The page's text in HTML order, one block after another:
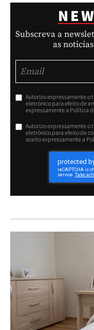
Subscreva a
as
Autorizo expressamente o
eletrónico para efeito de
expressamente a Política
Autorizo expressamente o
eletrónico para efeito de
aceito expressamente a